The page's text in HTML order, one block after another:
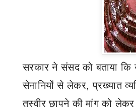
सरकार ने संसद को बताया कि
सेनानियों से लेकर,प्रख्यात
तस्वीर छापने की मांग को लेकर